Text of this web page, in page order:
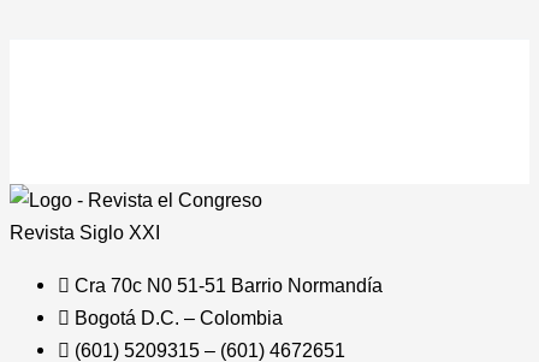
Revista Siglo XXI
Cra 70c N0 51-51 Barrio Normandía
Bogotá D.C. – Colombia
(601) 5209315 – (601) 4672651